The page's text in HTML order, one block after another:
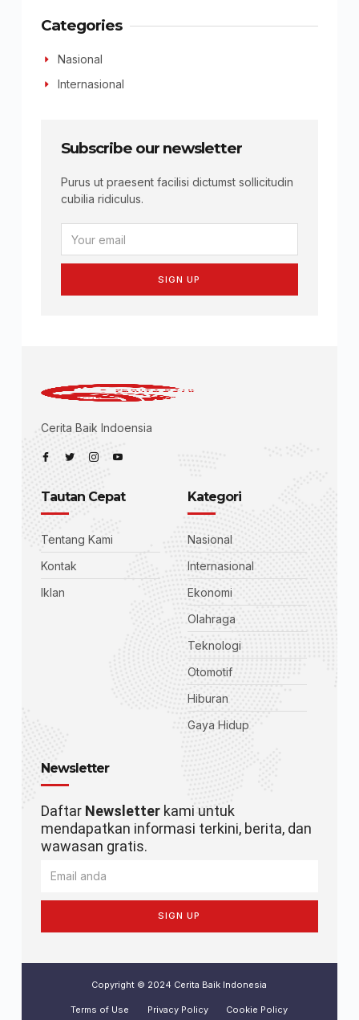
Categories
Nasional
Internasional
Subscribe our newsletter
Purus ut praesent facilisi dictumst sollicitudin
cubilia ridiculus.
SIGN UP
Cerita Baik Indoensia
Tautan Cepat
Tentang Kami
Kontak
Iklan
Kategori
Nasional
Internasional
Ekonomi
Olahraga
Teknologi
Otomotif
Hiburan
Gaya Hidup
Newsletter
Daftar Newsletterkami untuk
mendapatkan informasi terkini, berita, dan
wawasan gratis.
SIGN UP
Copyright © 2024 Cerita Baik Indonesia
Terms of Use Privacy Policy Cookie Policy